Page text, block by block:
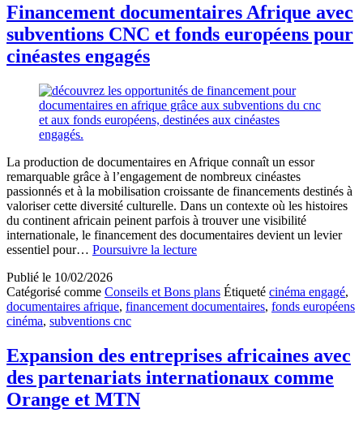
sur
Netflix,
Amazon
Financement documentaires Afrique avec
subventions CNC et fonds européens pour
cinéastes engagés
La production de documentaires en Afrique connaît un essor
remarquable grâce à l’engagement de nombreux cinéastes
passionnés et à la mobilisation croissante de financements destinés à
valoriser cette diversité culturelle. Dans un contexte où les histoires
du continent africain peinent parfois à trouver une visibilité
internationale, le financement des documentaires devient un levier
essentiel pour… Poursuivre la lectureFinancement
avec
subventions
fonds
européens
pour
Publié le 10/02/2026
Catégorisé comme Conseils et Bons plans Étiqueté cinéma engagé,
documentaires afrique, financement documentaires, fonds européens
cinéma, subventions cnc
Expansion des entreprises africaines avec
des partenariats internationaux comme
Orange et MTN